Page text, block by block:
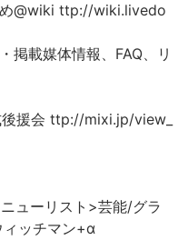
@wiki ttp://wiki.livedo
掲載媒体情報、FAQ、リ
援会 ttp://mixi.jp/view_
ューリスト>芸能/グラ
ィッチマン+α